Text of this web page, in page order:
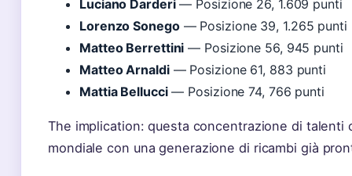
Luciano Darderi— Posizione 26, 1.609 punti
Lorenzo Sonego— Posizione 39, 1.265 punti
Matteo Berrettini — Posizione 56, 945 punti
Matteo Arnaldi— Posizione 61, 883 punti
Mattia Bellucci— Posizione 74, 766 punti
The implication: questa concentrazione di talenti
mondiale con una generazione di ricambi già